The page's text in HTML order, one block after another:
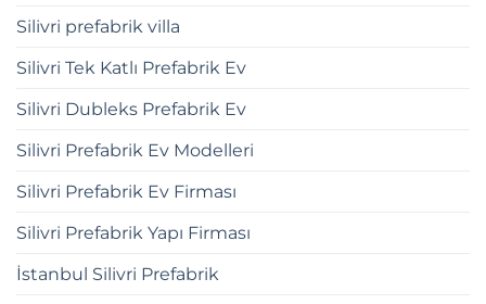
Silivri prefabrik villa
Silivri Tek Katlı Prefabrik Ev
Silivri Dubleks Prefabrik Ev
Silivri Prefabrik Ev Modelleri
Silivri Prefabrik Ev Firması
Silivri Prefabrik Yapı Firması
İstanbul Silivri Prefabrik